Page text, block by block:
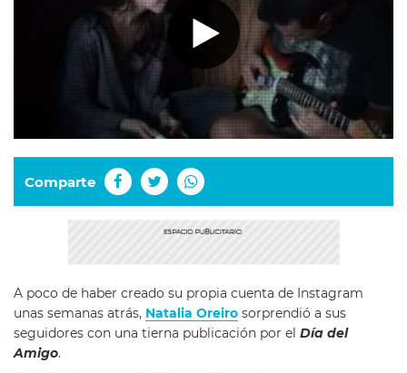
Comparte
A poco de haber creado su propia cuenta de Instagram
unas semanas atrás, Natalia Oreiro sorprendió a sus
seguidores con una tierna publicación por el Día del
Amigo.